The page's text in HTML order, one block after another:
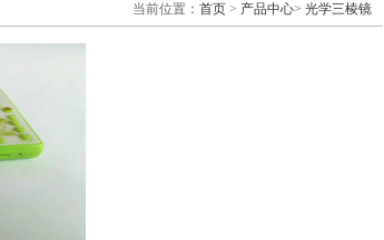
当前位置： 首页 > 产品中心> 光学三棱镜